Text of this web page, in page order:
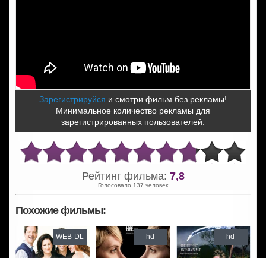
Зарегистрируйся и смотри фильм без рекламы!
Минимальное количество рекламы для
зарегистрированных пользователей.
Рейтинг фильма: 7,8
Голосовало 137 человек
Похожие фильмы:
WEB-DL hd hd